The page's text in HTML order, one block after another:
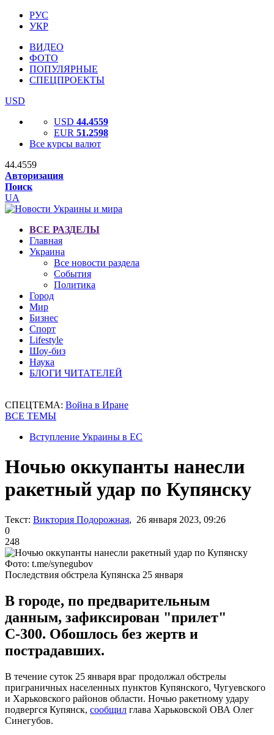
РУС
УКР
ВИДЕО
ФОТО
ПОПУЛЯРНЫЕ
СПЕЦПРОЕКТЫ
USD
USD 44.4559
EUR 51.2598
Все курсы валют
44.4559
Авторизация
Поиск
UA
ВСЕ РАЗДЕЛЫ
Главная
Украина
Все новости раздела
События
Политика
Город
Мир
Бизнес
Спорт
Lifestyle
Шоу-биз
Наука
БЛОГИ ЧИТАТЕЛЕЙ
СПЕЦТЕМА: Война в Иране
ВСЕ ТЕМЫ
Вступление Украины в ЕС
Ночью оккупанты нанесли
ракетный удар по Купянску
Текст: Виктория Подорожная, 26 января 2023, 09:26
0
248
Фото: t.me/synegubov
Последствия обстрела Купянска 25 января
В городе, по предварительным
данным, зафиксирован "прилет"
С-300. Обошлось без жертв и
пострадавших.
В течение суток 25 января враг продолжал обстрелы
приграничных населенных пунктов Купянского, Чугуевского
и Харьковского районов области. Ночью ракетному удару
подвергся Купянск, сообщил глава Харьковской ОВА Олег
Синегубов.